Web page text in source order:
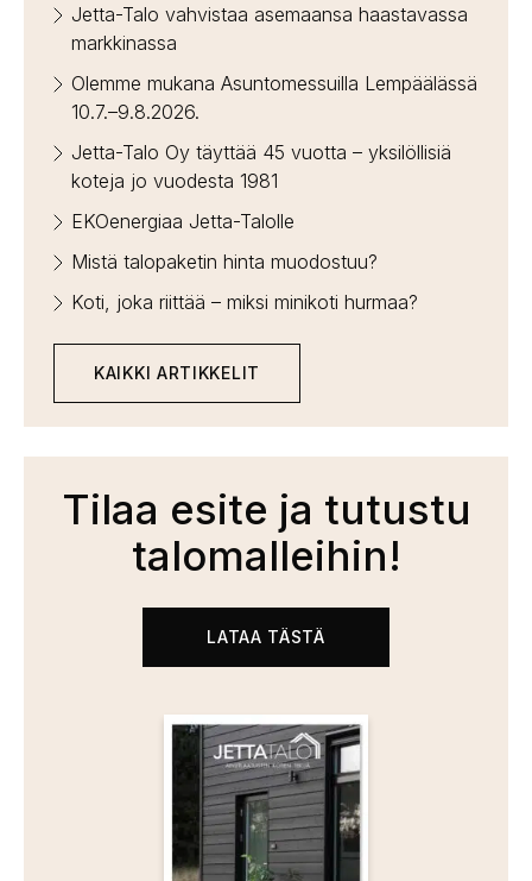
Jetta-Talo vahvistaa asemaansa haastavassa
markkinassa
Olemme mukana Asuntomessuilla Lempäälässä
10.7.–9.8.2026.
Jetta-Talo Oy täyttää 45 vuotta – yksilöllisiä
koteja jo vuodesta 1981
EKOenergiaa Jetta-Talolle
Mistä talopaketin hinta muodostuu?
Koti, joka riittää – miksi minikoti hurmaa?
KAIKKI ARTIKKELIT
Tilaa esite ja tutustu
talomalleihin!
LATAA TÄSTÄ